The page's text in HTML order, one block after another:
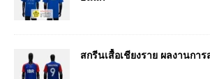
สกรีนเสื้อเชียงราย ผลงานการ